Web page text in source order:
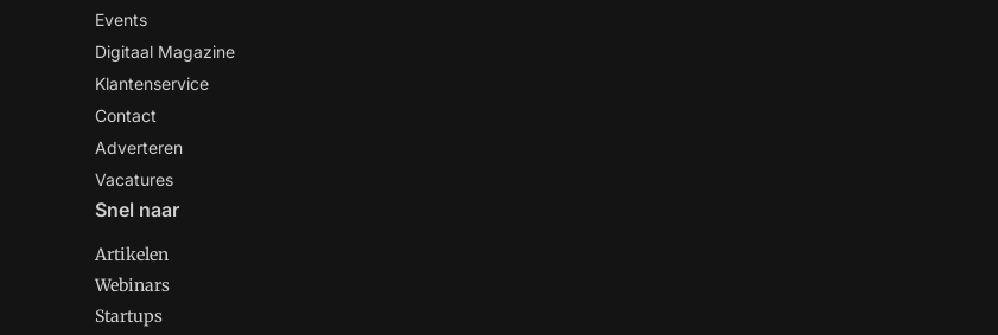
Events
Digitaal Magazine
Klantenservice
Contact
Adverteren
Vacatures
Snel naar
Artikelen
Webinars
Startups